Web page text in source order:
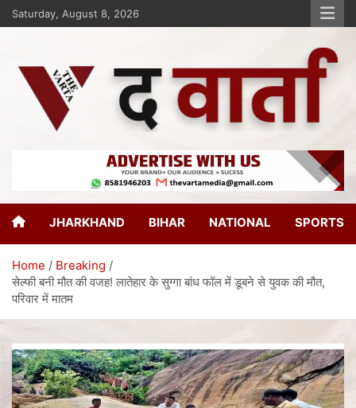
Saturday, August 8, 2026
The Varta
JHARKHAND BIHAR NATIONAL SPORTS
Home
Breaking
सेल्फी बनी मौत की वजह! लातेहार के सुग्गा बांध फॉल में डूबने से युवक की मौत,
परिवार में मातम